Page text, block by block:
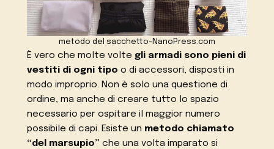
metodo del sacchetto-NanoPress.com
È vero che molte volte gli armadi sono pieni di
vestiti di ogni tipo o di accessori, disposti in
modo improprio. Non è solo una questione di
ordine, ma anche di creare tutto lo spazio
necessario per ospitare il maggior numero
possibile di capi. Esiste un metodo chiamato
“del marsupio” che una volta imparato si